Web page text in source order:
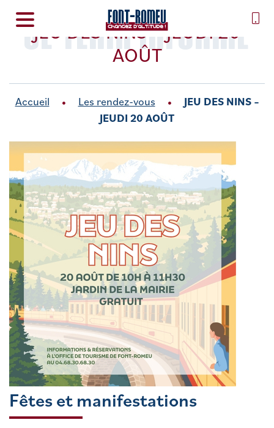
SE TENIR INFORMÉ
JEU DES NINS – JEUDI 20
AOÛT
Accueil Les rendez-vous
JEU DES NINS –
JEUDI 20 AOÛT
Fêtes et manifestations